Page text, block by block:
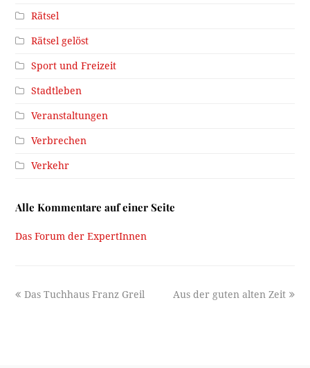
Rätsel
Rätsel gelöst
Sport und Freizeit
Stadtleben
Veranstaltungen
Verbrechen
Verkehr
Alle Kommentare auf einer Seite
Das Forum der ExpertInnen
previous
Das Tuchhaus Franz Greil
next
Aus der guten alten Zeit